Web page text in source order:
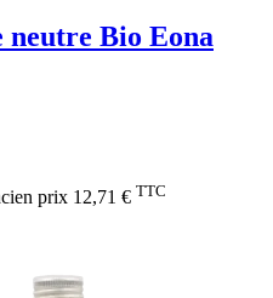
neutre Bio Eona
prix 12,71 € TTC